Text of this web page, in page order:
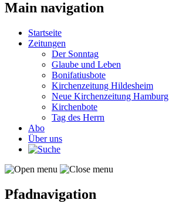
Main navigation
Startseite
Zeitungen
Der Sonntag
Glaube und Leben
Bonifatiusbote
Kirchenzeitung Hildesheim
Neue Kirchenzeitung Hamburg
Kirchenbote
Tag des Herrn
Abo
Über uns
Pfadnavigation